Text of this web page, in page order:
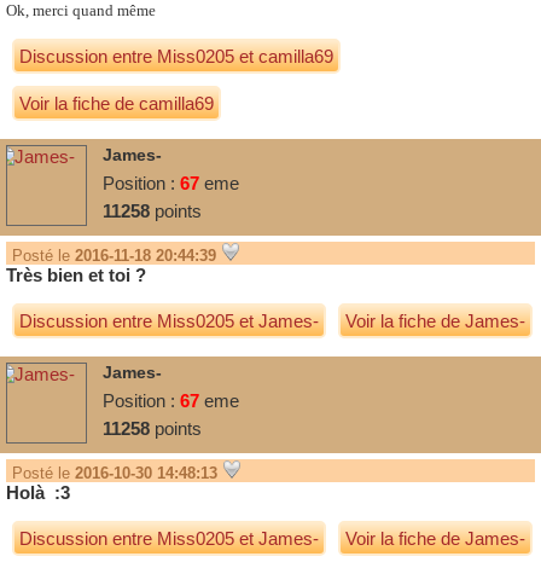
Ok, merci quand même
Discussion entreMiss0205etcamilla69
Voir la fiche de camilla69
James-
Position : 67 eme
11258 points
Posté le 2016-11-18 20:44:39
Très bien et toi ?
Discussion entreMiss0205etJames- Voir la fiche de James-
James-
Position : 67 eme
11258 points
Posté le 2016-10-30 14:48:13
Holà :3
Discussion entreMiss0205etJames- Voir la fiche de James-